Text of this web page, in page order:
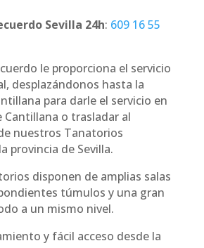
Sevilla 24h: 609 16 55
le proporciona el servicio
desplazándonos hasta la
para darle el servicio en
o trasladar al
nuestros Tanatorios
provincia de Sevilla.
disponen de amplias salas
túmulos y una gran
a un mismo nivel.
y fácil acceso desde la